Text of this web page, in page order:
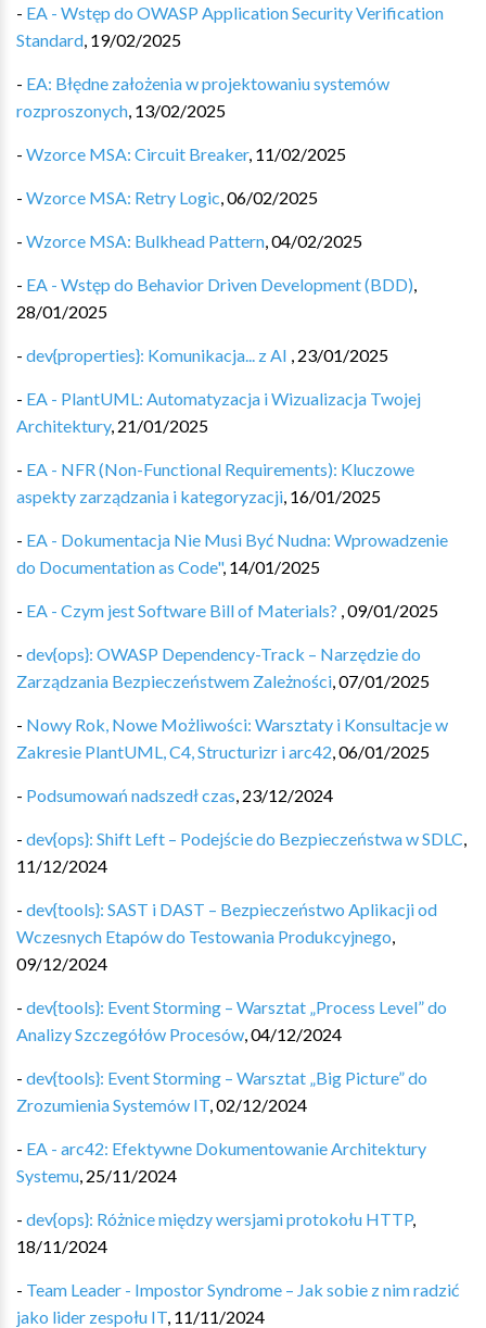
- EA - Wstęp do OWASP Application Security Verification
Standard, 19/02/2025
- EA: Błędne założenia w projektowaniu systemów
rozproszonych, 13/02/2025
- Wzorce MSA: Circuit Breaker, 11/02/2025
- Wzorce MSA: Retry Logic,06/02/2025
- Wzorce MSA: Bulkhead Pattern,04/02/2025
- EA - Wstęp do Behavior Driven Development (BDD),
28/01/2025
- dev{properties}: Komunikacja... z AI , 23/01/2025
- EA - PlantUML: Automatyzacja i Wizualizacja Twojej
Architektury, 21/01/2025
- EA - NFR (Non-Functional Requirements): Kluczowe
aspekty zarządzania i kategoryzacji, 16/01/2025
- EA - Dokumentacja Nie Musi Być Nudna: Wprowadzenie
do Documentation as Code", 14/01/2025
- EA - Czym jest Software Bill of Materials? ,09/01/2025
- dev{ops}: OWASP Dependency-Track – Narzędzie do
Zarządzania Bezpieczeństwem Zależności,07/01/2025
- Nowy Rok, Nowe Możliwości: Warsztaty i Konsultacje w
Zakresie PlantUML, C4, Structurizr i arc42,06/01/2025
- Podsumowań nadszedł czas, 23/12/2024
- dev{ops}: Shift Left – Podejście do Bezpieczeństwa w SDLC,
11/12/2024
- dev{tools}: SAST i DAST – Bezpieczeństwo Aplikacji od
Wczesnych Etapów do Testowania Produkcyjnego,
09/12/2024
- dev{tools}: Event Storming – Warsztat „Process Level” do
Analizy Szczegółów Procesów,04/12/2024
- dev{tools}: Event Storming – Warsztat „Big Picture” do
Zrozumienia Systemów IT,02/12/2024
- EA - arc42: Efektywne Dokumentowanie Architektury
Systemu, 25/11/2024
- dev{ops}: Różnice między wersjami protokołu HTTP,
18/11/2024
- Team Leader - Impostor Syndrome – Jak sobie z nim radzić
jako lider zespołu IT, 11/11/2024